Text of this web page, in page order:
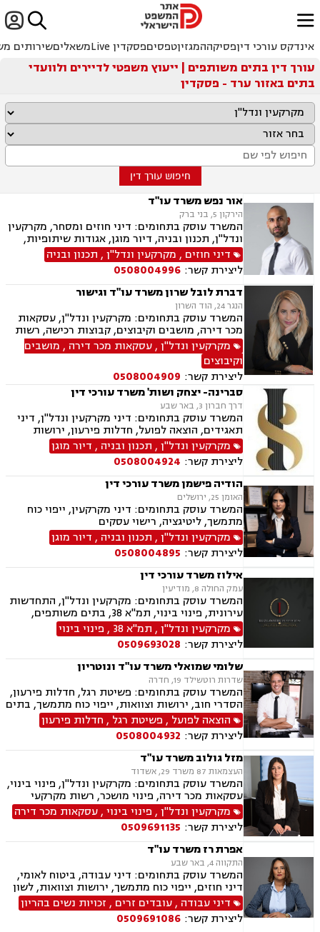

ﱐ
אינדקס עורכי דיןפסיקההמגזיןטפסיםפסקדין Live משאליםשירותים
עורך דין בתים משותפים | ייעוץ משפטי לדיירים ולוועדי
בתים באזור ערד - פסקדין
חיפוש עורך דין
אור נפש משרד עו"ד
הירקון 5, בני ברק
המשרד עוסק בתחומים: דיני חוזים ומסחר, מקרקעין
ונדל"ן, תכנון ובניה, דיור מוגן, אגודות שיתופיות,
ליקויי בנייה מושבים וקיבוצים, פינוי בינוי, קבוצות
רכישה, עסקאות מכר דירה, פינוי מושכר, הפקעת
קרקעות, מגרשים לבניה דיירות מוגנת, נחלות
ומשקים במושבים, רשות מקרקעי ישראל, צווי
הריסה, רישום קבלנים, בתים משותפים נדל"ן
ביהודה ושומרון, דיני תאגידים, אזרחי מסחרי, נזקי
רכוש.
דיני חוזים , מקרקעין ונדל"ן, תכנון ובניה
ליצירת קשר: 0508004996
דברת לובל שרון משרד עו"ד וגישור
הנגר 24, הוד השרון
המשרד עוסק בתחומים: מקרקעין ונדל"ן, עסקאות
מכר דירה, מושבים וקיבוצים, קבוצות רכישה, רשות
מקרקעי ישראל, בתים משותפים, מיסוי נדלן, ייפוי
כוח מתמשך, ירושות וצוואות, גישור, הסכמי ממון,
העברה בין דורית.
מקרקעין ונדל"ן,עסקאות מכר דירה , מושבים
וקיבוצים
ליצירת קשר: 0508004909
סברינה- יצחק ושות' משרד עורכי דין
דרך חברון 3, באר שבע
המשרד עוסק בתחומים: דיני מקרקעין ונדל"ן, דיני
תאגידים, הוצאה לפועל, חדלות פירעון, ירושות
וצוואת.
מקרקעין ונדל"ן, תכנון ובניה , דיור מוגן
ליצירת קשר: 0508004924
הודיה פישמן משרד עורכי דין
האומן 25, ירושלים
המשרד עוסק בתחומים: דיני מקרקעין, ייפוי כוח
מתמשך, ליטיגציה, רישוי עסקים
מקרקעין ונדל"ן, תכנון ובניה , דיור מוגן
ליצירת קשר: 0508004895
אילוז משרד עורכי דין
עמק החולה 8, מודיעין
המשרד עוסק בתחומים: מקרקעין ונדל"ן, התחדשות
עירונית, פינוי בינוי, תמ"א 38, בתים משותפים,
מגרשים לבנייה, עסקאות מכר דירה
מקרקעין ונדל"ן, תמ"א 38 , פינוי בינוי
ליצירת קשר: 0509693028
שלומי שמואלי משרד עו"ד ונוטריון
שדרות רוטשילד 19, חדרה
המשרד עוסק בתחומים: פשיטת רגל, חדלות פירעון,
הסדרי חוב, ירושות וצוואות, ייפוי כוח מתמשך, בתים
משותפים, עסקאות מכר דירה, ליטיגציה, לשון הרע,
מיסים
הוצאה לפועל , פשיטת רגל , חדלות פירעון
ליצירת קשר: 0508004932
מזל גולוב משרד עו"ד
העצמאות 87 משרד 29, אשדוד
המשרד עוסק בתחומים: מקרקעין ונדל"ן, פינוי בינוי,
עסקאות מכר דירה, פינוי מושכר, רשות מקרקעי
ישראל, בתים משותפים, ירושות וצוואות, ייפוי כוח
מתמשך, ייצוג רכישה מקבלן (יד ראשונה), חוזים,
הסכמי ממון
מקרקעין ונדל"ן, פינוי בינוי,עסקאות מכר דירה
ליצירת קשר: 0509691135
אפרת רז משרד עו"ד
התקווה 4, באר שבע
המשרד עוסק בתחומים: דיני עבודה, ביטוח לאומי,
דיני חוזים, ייפוי כוח מתמשך, ירושות וצוואות, לשון
הרע, מקרקעין ונדל"ן, נזקי גוף ותאונות
דיני עבודה ,עובדים זרים , זכויות נשים בהריון
ליצירת קשר: 0509691086